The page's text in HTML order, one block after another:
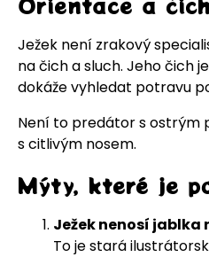
Ježek není zrakový
na čich a sluch. Jeho čich
dokáže vyhledat potravu
Není to predátor s ostrým
s citlivým nosem.
Mýty, které je
Ježek nenosí jablka
To je stará